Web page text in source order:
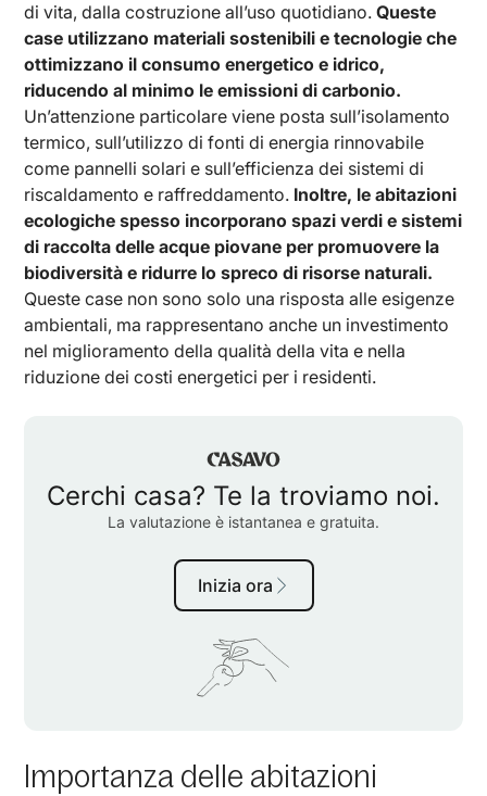
di vita, dalla costruzione all’uso quotidiano.Queste
case utilizzano materiali sostenibili e tecnologie che
ottimizzano il consumo energetico e idrico,
riducendo al minimo le emissioni di carbonio.
Un’attenzione particolare viene posta sull’isolamento
termico, sull’utilizzo di fonti di energia rinnovabile
come pannelli solari e sull’efficienza dei sistemi di
riscaldamento e raffreddamento. Inoltre, le abitazioni
ecologiche spesso incorporano spazi verdi e sistemi
di raccolta delle acque piovane per promuovere la
biodiversità e ridurre lo spreco di risorse naturali.
Queste case non sono solo una risposta alle esigenze
ambientali, ma rappresentano anche un investimento
nel miglioramento della qualità della vita e nella
riduzione dei costi energetici per i residenti.
Importanza delle abitazioni